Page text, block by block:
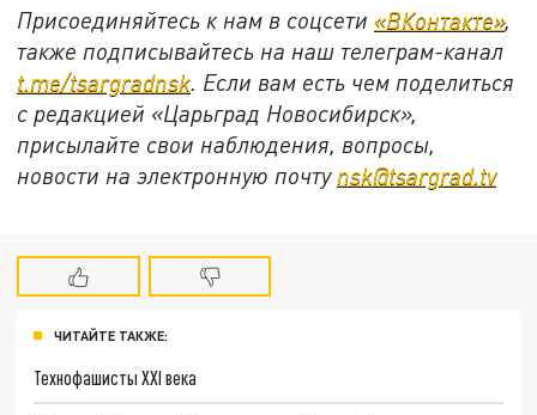
Присоединяйтесь к нам в соцсети «ВКонтакте»,
также подписывайтесь на наш телеграм-канал
t.me/tsargradnsk. Если вам есть чем поделиться
с редакцией «Царьград Новосибирск»,
присылайте свои наблюдения, вопросы,
новости на электронную почту nsk@tsargrad.tv
ЧИТАЙТЕ ТАКЖЕ:
Технофашисты XXI века